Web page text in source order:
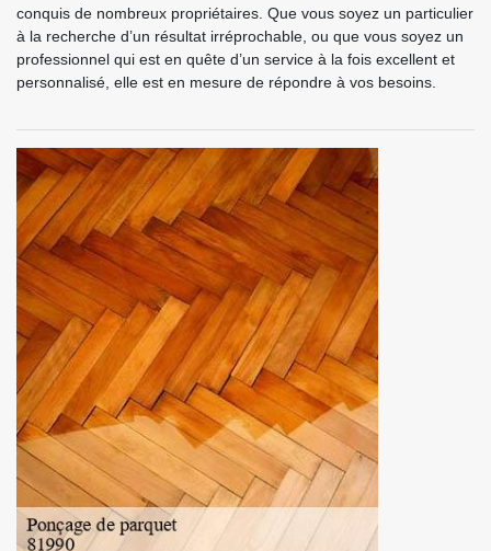
conquis de nombreux propriétaires. Que vous soyez un particulier
à la recherche d’un résultat irréprochable, ou que vous soyez un
professionnel qui est en quête d’un service à la fois excellent et
personnalisé, elle est en mesure de répondre à vos besoins.